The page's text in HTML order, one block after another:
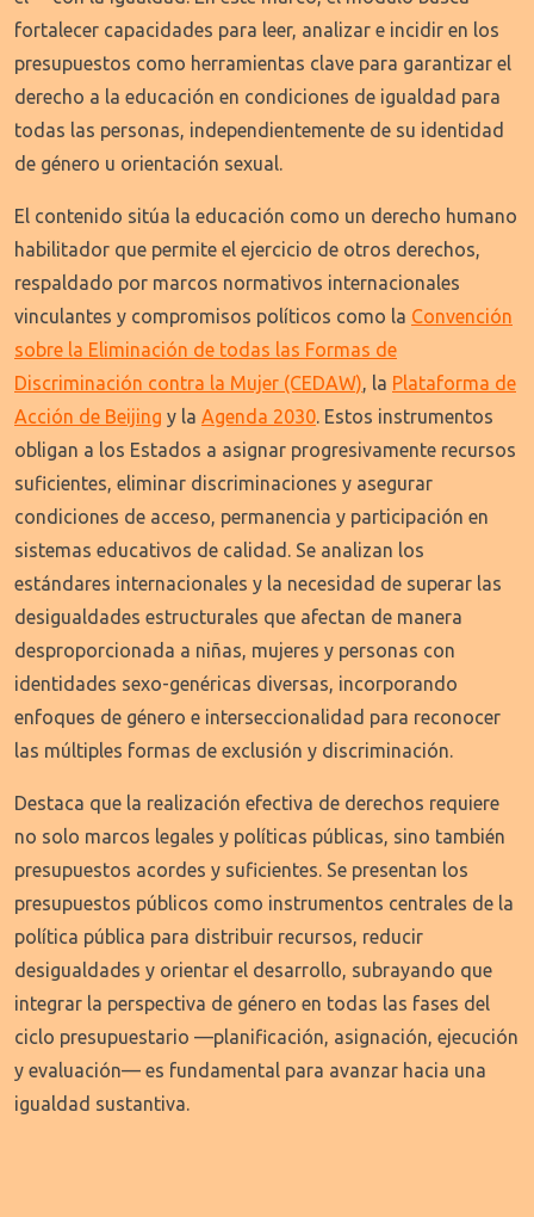
fortalecer capacidades para leer, analizar e incidir en los
presupuestos como herramientas clave para garantizar el
derecho a la educación en condiciones de igualdad para
todas las personas, independientemente de su identidad
de género u orientación sexual.
El contenido sitúa la educación como un derecho humano
habilitador que permite el ejercicio de otros derechos,
respaldado por marcos normativos internacionales
vinculantes y compromisos políticos como la Convención
sobre la Eliminación de todas las Formas de
Discriminación contra la Mujer (CEDAW), la Plataforma de
Acción de Beijing y la Agenda 2030. Estos instrumentos
obligan a los Estados a asignar progresivamente recursos
suficientes, eliminar discriminaciones y asegurar
condiciones de acceso, permanencia y participación en
sistemas educativos de calidad. Se analizan los
estándares internacionales y la necesidad de superar las
desigualdades estructurales que afectan de manera
desproporcionada a niñas, mujeres y personas con
identidades sexo-genéricas diversas, incorporando
enfoques de género e interseccionalidad para reconocer
las múltiples formas de exclusión y discriminación.
Destaca que la realización efectiva de derechos requiere
no solo marcos legales y políticas públicas, sino también
presupuestos acordes y suficientes. Se presentan los
presupuestos públicos como instrumentos centrales de la
política pública para distribuir recursos, reducir
desigualdades y orientar el desarrollo, subrayando que
integrar la perspectiva de género en todas las fases del
ciclo presupuestario —planificación, asignación, ejecución
y evaluación— es fundamental para avanzar hacia una
igualdad sustantiva.